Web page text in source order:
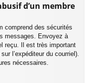
d’un membre
comprend des sécurités
messages. Envoyez à
reçu. Il est très important
l’expéditeur du courriel).
nécessaires.